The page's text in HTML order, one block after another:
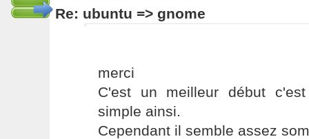
Re: ubuntu => gnome
merci
C'est un meilleur début
simple ainsi.
Cependant il semble assez